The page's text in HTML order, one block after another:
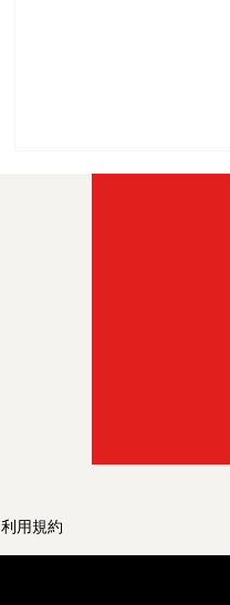
利用規約